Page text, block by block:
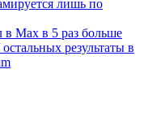
лишь по
в Max в 5 раз больше
результаты в